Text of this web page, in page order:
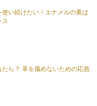
い続けたい！エナメルの黄ば
ス
ら？ 革を傷めないための応急